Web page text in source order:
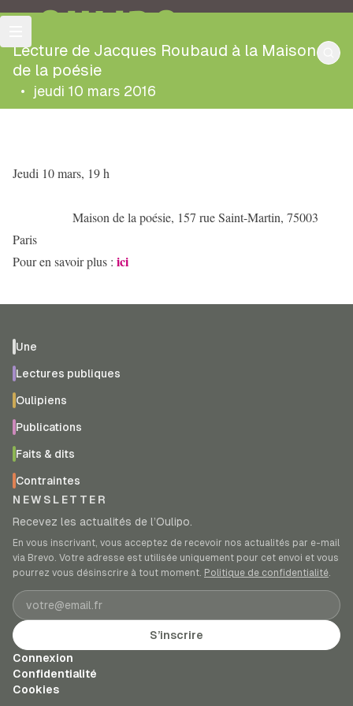
OULIPO
Lecture de Jacques Roubaud à la Maison
de la poésie
• jeudi 10 mars 2016
Jeudi 10 mars, 19 h
Maison de la poésie, 157 rue Saint-Martin, 75003
Paris
Pour en savoir plus : ici
Une
Lectures publiques
Oulipiens
Publications
Faits & dits
Contraintes
NEWSLETTER
Recevez les actualités de l’Oulipo.
En vous inscrivant, vous acceptez de recevoir nos actualités par e-mail
via Brevo. Votre adresse est utilisée uniquement pour cet envoi et vous
pourrez vous désinscrire à tout moment. Politique de confidentialité.
Adresse e-mail
S’inscrire
Connexion
Confidentialité
Cookies